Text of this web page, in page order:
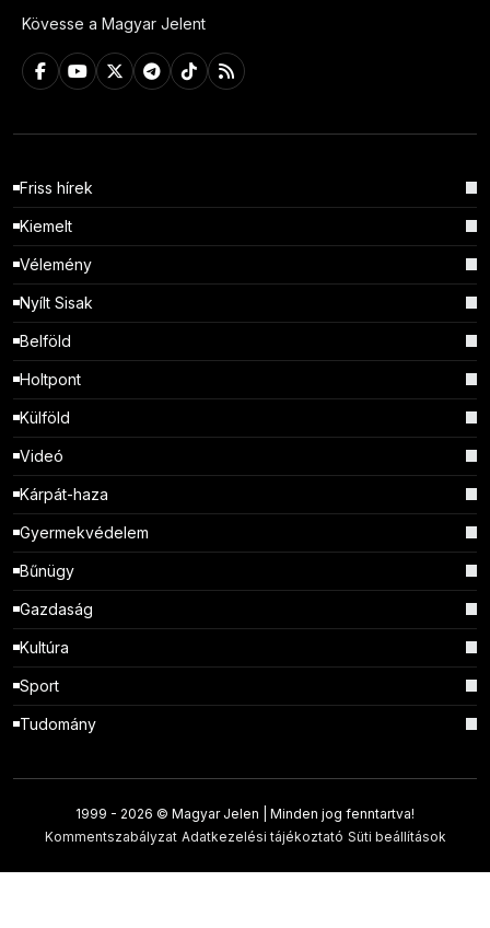
Kövesse a Magyar Jelent
Friss hírek
Kiemelt
Vélemény
Nyílt Sisak
Belföld
Holtpont
Külföld
Videó
Kárpát-haza
Gyermekvédelem
Bűnügy
Gazdaság
Kultúra
Sport
Tudomány
1999 - 2026 © Magyar Jelen | Minden jog fenntartva!
Kommentszabályzat Adatkezelési tájékoztató Süti beállítások